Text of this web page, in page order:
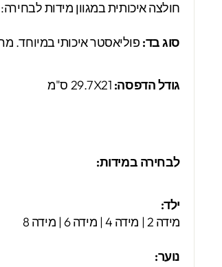
חולצה איכותית במגוון מידות
סוג בד: פוליאסטר איכותי במיוחד.
גודל הדפסה:
לבחירה במידות:
ילד:
מידה 2 | מידה 4 | מידה 6 | מידה 8
נוער: